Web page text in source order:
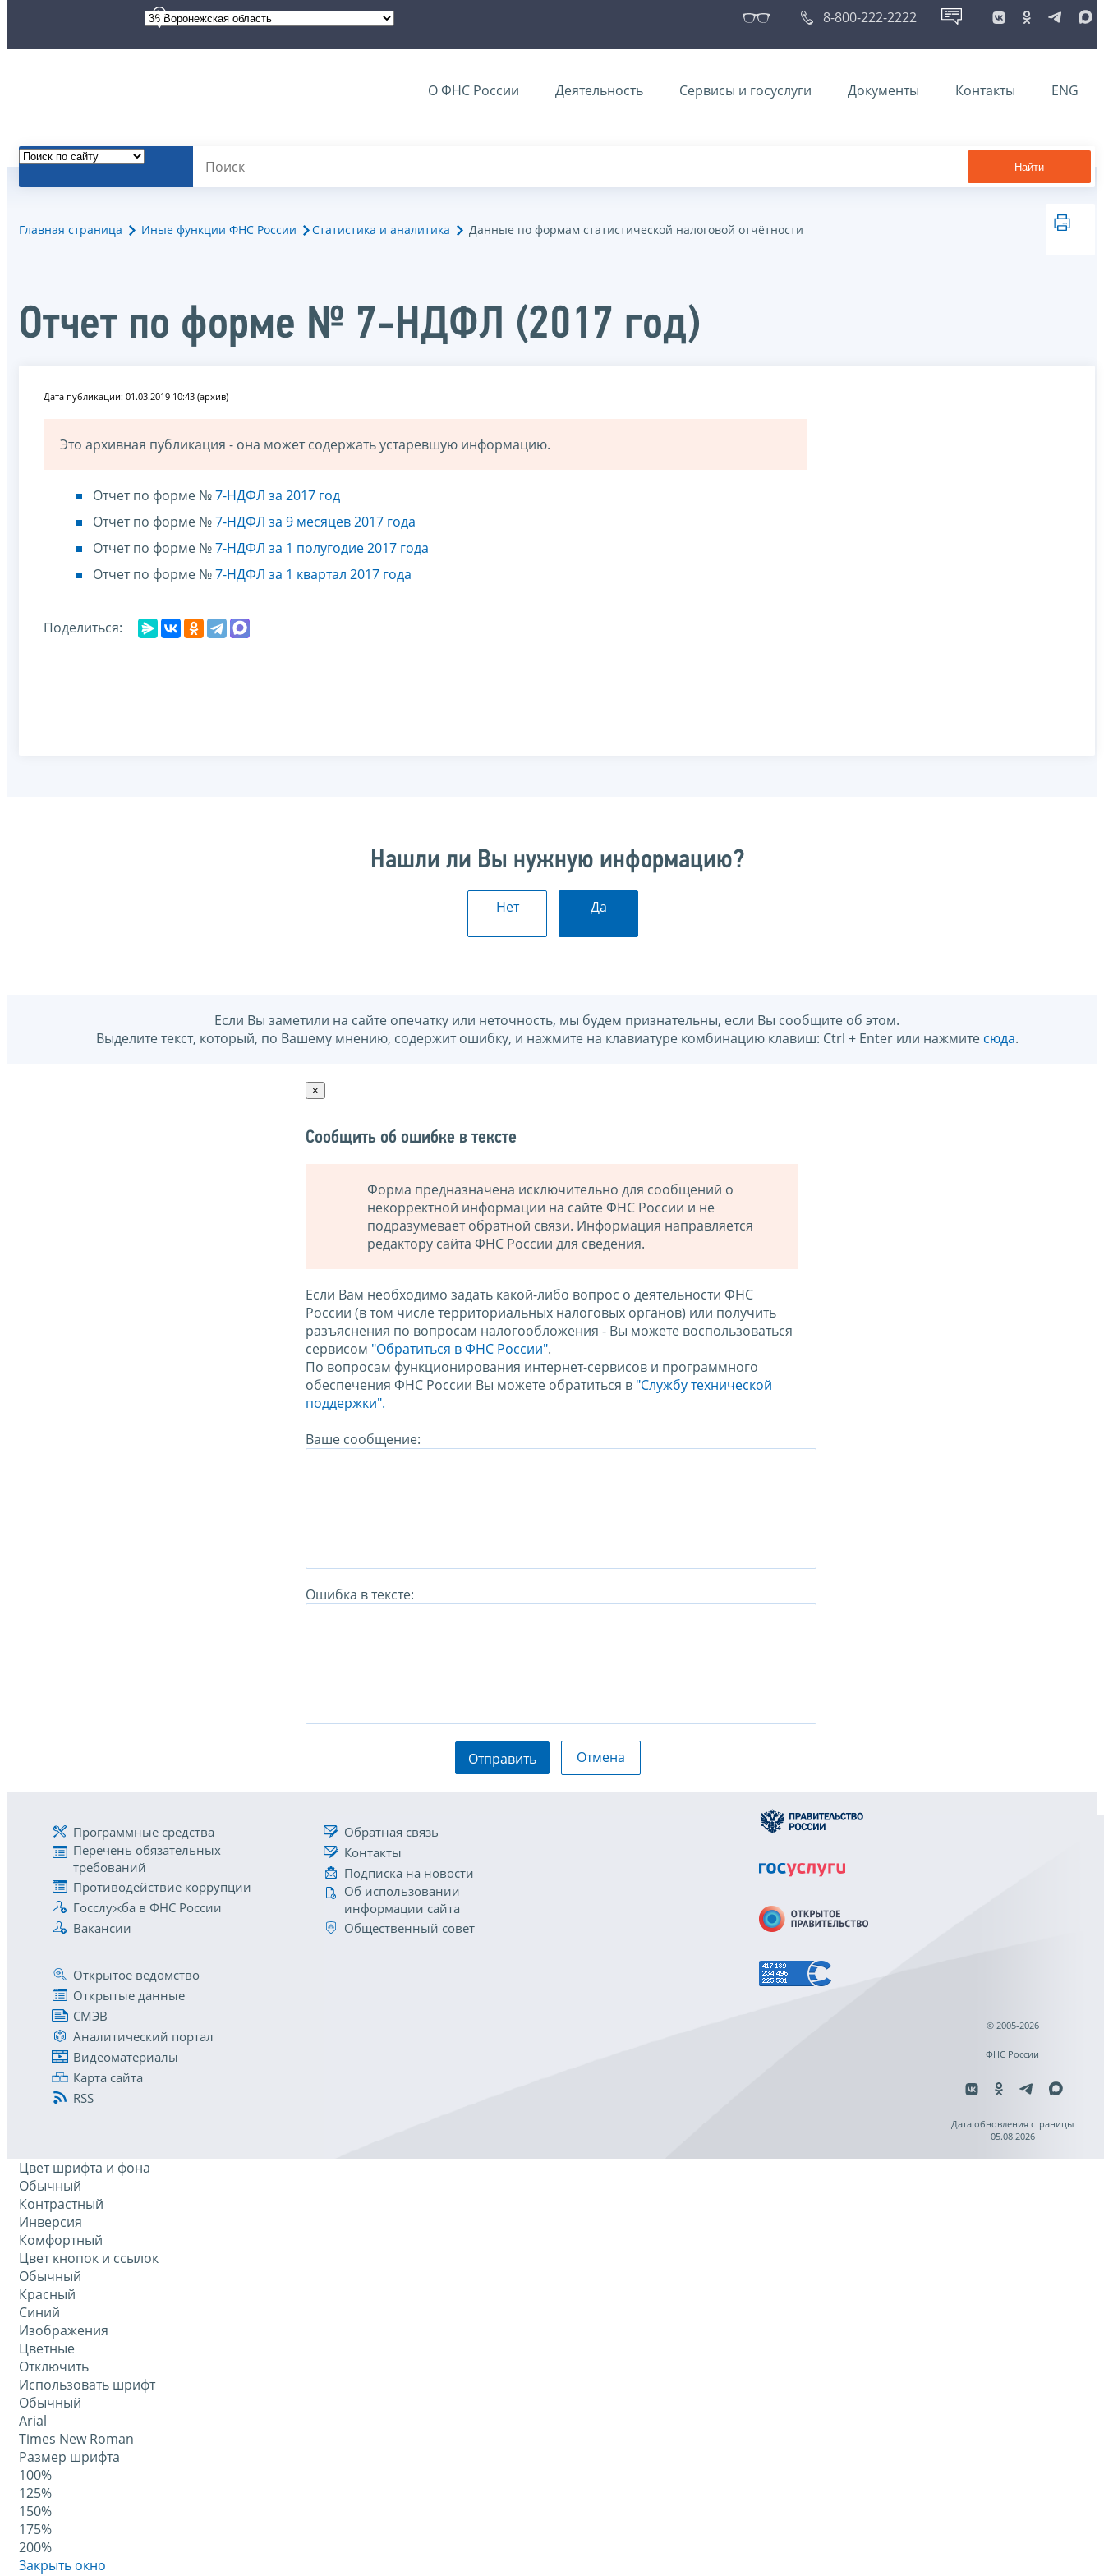
8-800-222-2222
О ФНС России Деятельность Сервисы и госуслуги Документы Контакты ENG
Найти
Главная страница Иные функции ФНС России Статистика и аналитика Данные по формам статистической налоговой отчётности
Отчет по форме № 7-НДФЛ (2017 год)
Дата публикации: 01.03.2019 10:43 (архив)
Это архивная публикация - она может содержать устаревшую информацию.
Отчет по форме №7-НДФЛ за 2017 год
Отчет по форме №7-НДФЛ за 9 месяцев 2017 года
Отчет по форме №7-НДФЛ за 1 полугодие 2017 года
Отчет по форме №7-НДФЛ за 1 квартал 2017 года
Поделиться:
Нашли ли Вы нужную информацию?
Нет Да
Если Вы заметили на сайте опечатку или неточность, мы будем признательны, если Вы сообщите об этом.
Выделите текст, который, по Вашему мнению, содержит ошибку, и нажмите на клавиатуре комбинацию клавиш: Ctrl + Enter или нажмите сюда.
×
Сообщить об ошибке в тексте
Форма предназначена исключительно для сообщений о
некорректной информации на сайте ФНС России и не
подразумевает обратной связи. Информация направляется
редактору сайта ФНС России для сведения.
Если Вам необходимо задать какой-либо вопрос о деятельности ФНС
России (в том числе территориальных налоговых органов) или получить
разъяснения по вопросам налогообложения - Вы можете воспользоваться
сервисом "Обратиться в ФНС России".
По вопросам функционирования интернет-сервисов и программного
обеспечения ФНС России Вы можете обратиться в "Службу технической
поддержки".
Ваше сообщение:
Ошибка в тексте:
Отправить Отмена
Программные средства
Перечень обязательных
требований
Противодействие коррупции
Госслужба в ФНС России
Вакансии
Обратная связь
Контакты
Подписка на новости
Об использовании
информации сайта
Общественный совет
Открытое ведомство
Открытые данные
СМЭВ
Аналитический портал
Видеоматериалы
Карта сайта
RSS
© 2005-2026
ФНС России
Дата обновления страницы
05.08.2026
Цвет шрифта и фона
Обычный
Контрастный
Инверсия
Комфортный
Цвет кнопок и ссылок
Обычный
Красный
Синий
Изображения
Цветные
Отключить
Использовать шрифт
Обычный
Arial
Times New Roman
Размер шрифта
100%
125%
150%
175%
200%
Закрыть окно